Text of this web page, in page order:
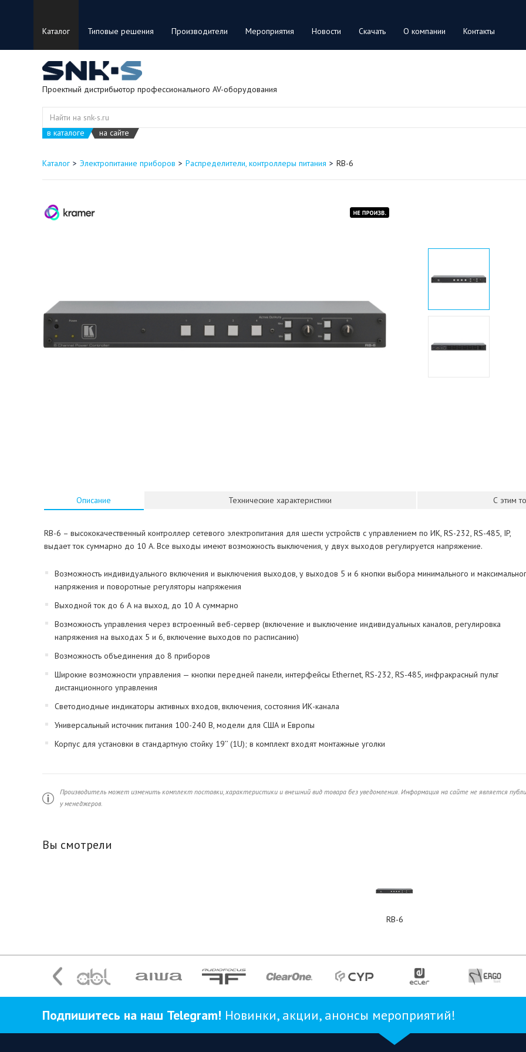
Каталог Типовые решения Производители Мероприятия Новости Скачать О компании Контакты
Проектный дистрибьютор профессионального AV-оборудования
в каталоге на сайте
Каталог Электропитание приборов Распределители, контроллеры питания RB-6
Описание Технические характеристики С этим
RB-6 – высококачественный контроллер сетевого электропитания для шести устройств с управлением по ИК, RS-232, RS-485, IP,
выдает ток суммарно до 10 А. Все выходы имеют возможность выключения, у двух выходов регулируется напряжение.
Возможность индивидуального включения и выключения выходов, у выходов 5 и 6 кнопки выбора минимального и
напряжения и поворотные регуляторы напряжения
Выходной ток до 6 А на выход, до 10 А суммарно
Возможность управления через встроенный веб-сервер (включение и выключение индивидуальных каналов, регулировка
напряжения на выходах 5 и 6, включение выходов по расписанию)
Возможность объединения до 8 приборов
Широкие возможности управления — кнопки передней панели, интерфейсы Ethernet, RS-232, RS-485, инфракрасный пульт
дистанционного управления
Светодиодные индикаторы активных входов, включения, состояния ИК-канала
Универсальный источник питания 100-240 В, модели для США и Европы
Корпус для установки в стандартную стойку 19’’ (1U); в комплект входят монтажные уголки
Производитель может изменить комплект поставки, характеристики и внешний вид товара без уведомления. Информация на сайте не является
у менеджеров.
Вы смотрели
RB-6
Подпишитесь на наш Telegram! Новинки, акции, анонсы мероприятий!